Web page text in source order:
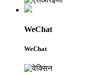
WeChat
WeChat